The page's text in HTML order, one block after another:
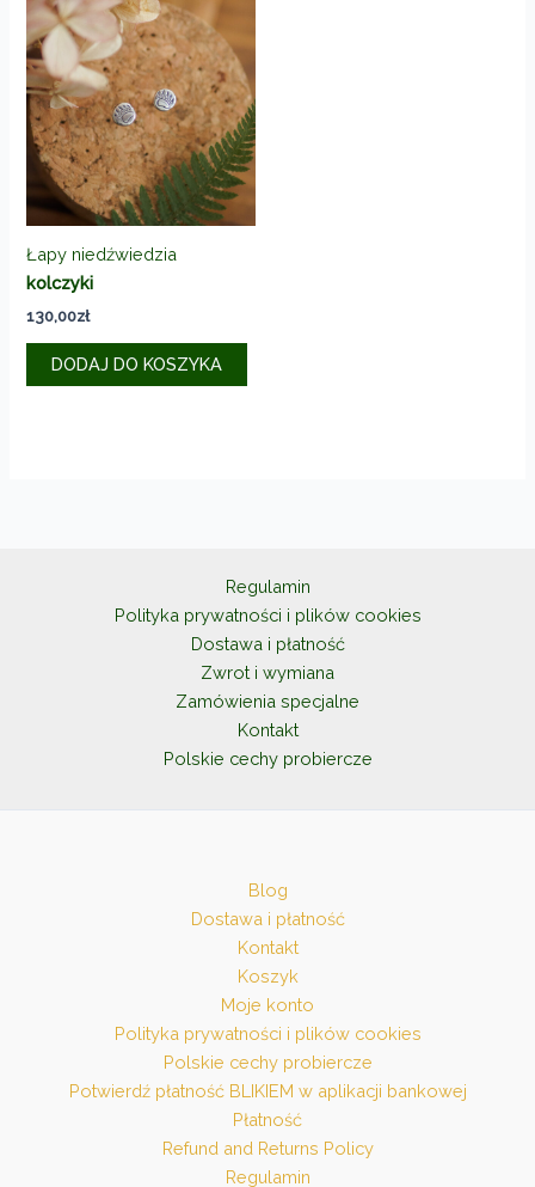
Łapy niedźwiedzia
kolczyki
130,00zł
DODAJ DO KOSZYKA
Regulamin
Polityka prywatności i plików cookies
Dostawa i płatność
Zwrot i wymiana
Zamówienia specjalne
Kontakt
Polskie cechy probiercze
Blog
Dostawa i płatność
Kontakt
Koszyk
Moje konto
Polityka prywatności i plików cookies
Polskie cechy probiercze
Potwierdź płatność BLIKIEM w aplikacji bankowej
Płatność
Refund and Returns Policy
Regulamin